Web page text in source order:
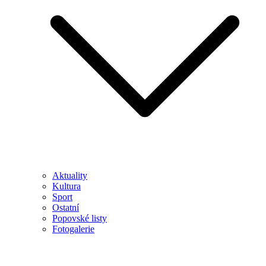
Aktuality
Kultura
Sport
Ostatní
Popovské listy
Fotogalerie